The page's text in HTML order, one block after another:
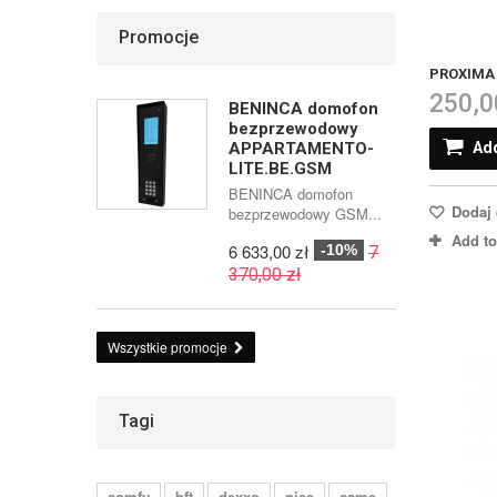
Add
Promocje
BENINCA domofon
bezprzewodowy
APPARTAMENTO-
LITE.BE.GSM
BENINCA domofon
bezprzewodowy GSM...
6 633,00 zł -10%
7
370,00 zł
Wszystkie promocje
Tagi